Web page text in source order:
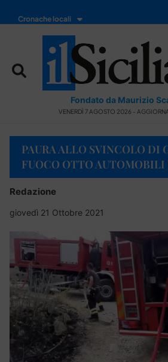
Cronache locali
Fondato da Maurizio
VENERDÌ 7 AGOSTO 2026 -
PAURA ALLO SVINCOLO DI
FUOCO OTTO AUTOMOBILI
Redazione
giovedì 21 Ottobre 2021